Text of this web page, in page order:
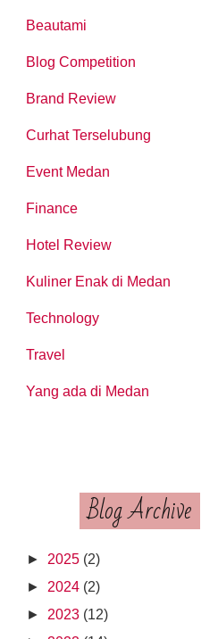
Beautami
Blog Competition
Brand Review
Curhat Terselubung
Event Medan
Finance
Hotel Review
Kuliner Enak di Medan
Technology
Travel
Yang ada di Medan
Blog Archive
► 2025 (2)
► 2024 (2)
► 2023 (12)